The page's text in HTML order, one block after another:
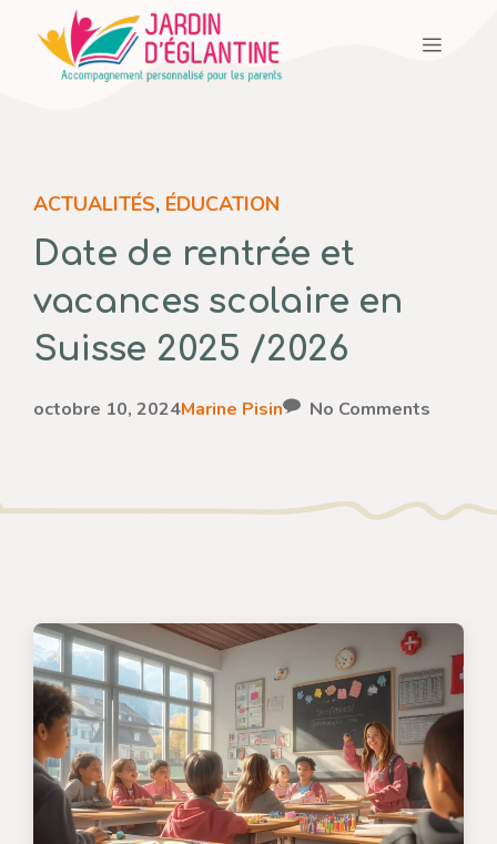
contenu
Menu
ACTUALITÉS, ÉDUCATION
Date de rentrée et
vacances scolaire en
Suisse 2025 /2026
octobre 10, 2024Marine Pisin No Comments